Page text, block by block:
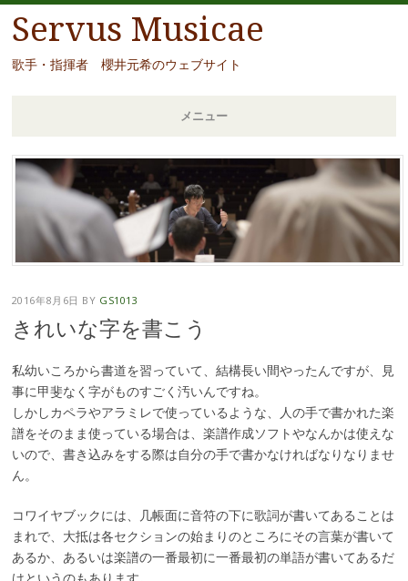
Servus Musicae
歌手・指揮者 櫻井元希のウェブサイト
メニュー
コ
ン
テ
移
動
2016年8月6日 BY GS1013
きれいな字を書こう
私幼いころから書道を習っていて、結構長い間やったんですが、見
事に甲斐なく字がものすごく汚いんですね。
しかしカペラやアラミレで使っているような、人の手で書かれた楽
譜をそのまま使っている場合は、楽譜作成ソフトやなんかは使えな
いので、書き込みをする際は自分の手で書かなければなりなりませ
ん。
コワイヤブックには、几帳面に音符の下に歌詞が書いてあることは
まれで、大抵は各セクションの始まりのところにその言葉が書いて
あるか、あるいは楽譜の一番最初に一番最初の単語が書いてあるだ